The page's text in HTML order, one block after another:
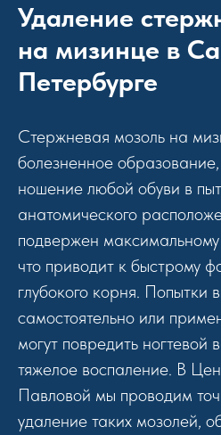
Удаление
на мизинце в
Петербурге
Стержневая мозоль на
болезненное
ношение любой обуви в
анатомического
подвержен
что приводит к быстрому
глубокого корня. Попытки
самостоятельно или
могут повредить ногтевой
тяжелое воспаление. В
Павловой мы проводим
удаление таких мозолей,